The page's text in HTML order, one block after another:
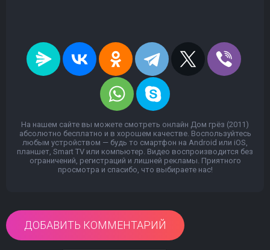
На нашем сайте вы можете смотреть онлайн Дом грёз (2011)
абсолютно бесплатно и в хорошем качестве. Воспользуйтесь
любым устройством — будь то смартфон на Android или iOS,
планшет, Smart TV или компьютер. Видео воспроизводится без
ограничений, регистраций и лишней рекламы. Приятного
просмотра и спасибо, что выбираете нас!
ДОБАВИТЬ КОММЕНТАРИЙ